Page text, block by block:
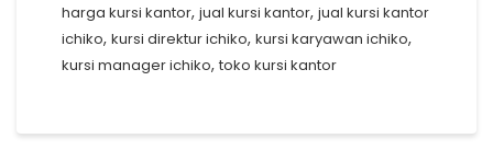
harga kursi kantor, jual kursi kantor, jual kursi kantor
ichiko, kursi direktur ichiko, kursi karyawan ichiko,
kursi manager ichiko, toko kursi kantor